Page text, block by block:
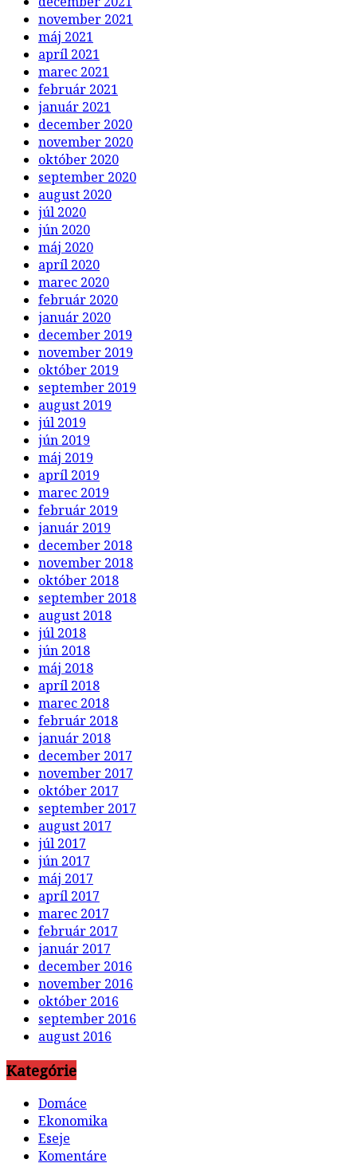
november 2021
máj 2021
apríl 2021
marec 2021
február 2021
január 2021
december 2020
november 2020
október 2020
september 2020
august 2020
júl 2020
jún 2020
máj 2020
apríl 2020
marec 2020
február 2020
január 2020
december 2019
november 2019
október 2019
september 2019
august 2019
júl 2019
jún 2019
máj 2019
apríl 2019
marec 2019
február 2019
január 2019
december 2018
november 2018
október 2018
september 2018
august 2018
júl 2018
jún 2018
máj 2018
apríl 2018
marec 2018
február 2018
január 2018
december 2017
november 2017
október 2017
september 2017
august 2017
júl 2017
jún 2017
máj 2017
apríl 2017
marec 2017
február 2017
január 2017
december 2016
november 2016
október 2016
september 2016
august 2016
Kategórie
Domáce
Ekonomika
Eseje
Komentáre